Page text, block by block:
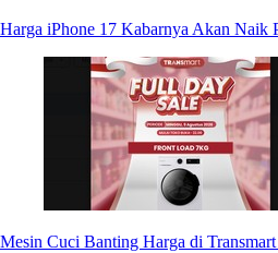
Harga iPhone 17 Kabarnya Akan Naik
Mesin Cuci Banting Harga di